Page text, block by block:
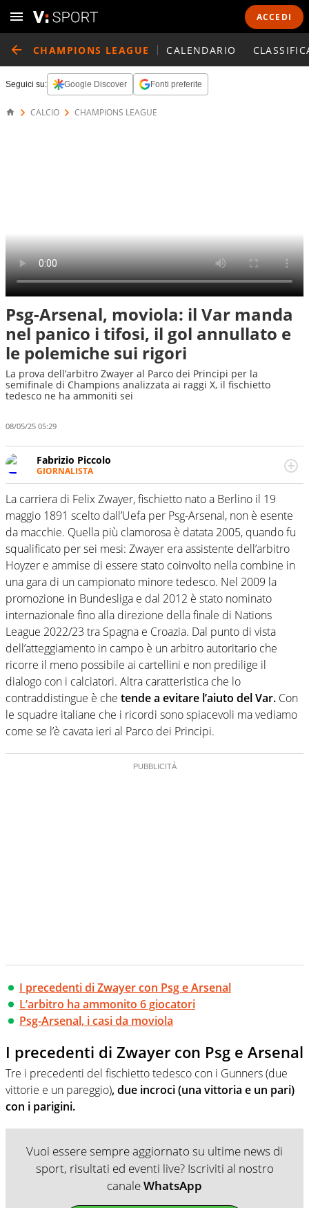
ACCEDI
CHAMPIONS LEAGUE CALENDARIO
Seguici su: Google Discover Fonti preferite
CALCIO CHAMPIONS LEAGUE
Psg-Arsenal, moviola: il Var manda
nel panico i tifosi, il gol annullato e
le polemiche sui rigori
La prova dell’arbitro Zwayer al Parco dei Principi per la
semifinale di Champions analizzata ai raggi X, il fischietto
tedesco ne ha ammoniti sei
08/05/25 05:29
Fabrizio Piccolo
GIORNALISTA
Nella sua carriera ha seguito numerose manifestazioni
sportive e collaborato con agenzie e testate. Esperienza,
competenza, conoscenza e memoria storica. Si occupa
prevalentemente di calcio
La carriera di Felix Zwayer, fischietto nato a Berlino il 19
maggio 1891 scelto dall’Uefa per Psg-Arsenal, non è esente
da macchie. Quella più clamorosa è datata 2005, quando fu
squalificato per sei mesi: Zwayer era assistente dell’arbitro
Hoyzer e ammise di essere stato coinvolto nella combine in
una gara di un campionato minore tedesco. Nel 2009 la
promozione in Bundesliga e dal 2012 è stato nominato
internazionale fino alla direzione della finale di Nations
League 2022/23 tra Spagna e Croazia. Dal punto di vista
dell’atteggiamento in campo è un arbitro autoritario che
ricorre il meno possibile ai cartellini e non predilige il
dialogo con i calciatori. Altra caratteristica che lo
contraddistingue è che tende a evitare l’aiuto del Var. Con
le squadre italiane che i ricordi sono spiacevoli ma vediamo
come se l’è cavata ieri al Parco dei Principi.
I precedenti di Zwayer con Psg e Arsenal
L’arbitro ha ammonito 6 giocatori
Psg-Arsenal, i casi da moviola
I precedenti di Zwayer con Psg e Arsenal
Tre i precedenti del fischietto tedesco con i Gunners (due
vittorie e un pareggio), due incroci (una vittoria e un pari)
con i parigini.
Vuoi essere sempre aggiornato su ultime news di
sport, risultati ed eventi live? Iscriviti al nostro
canaleWhatsApp